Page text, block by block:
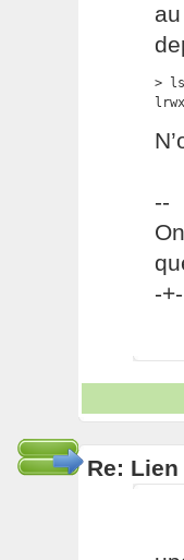
>
--
-
Re: